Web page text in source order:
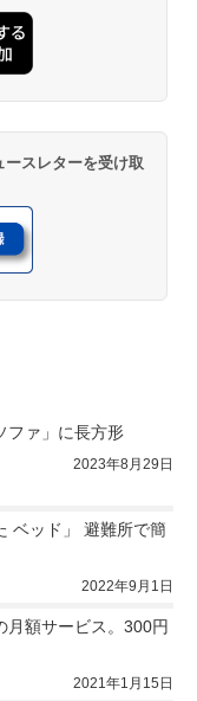
スレターを受け取
ファ」に長方形
2023年8月29日
ベッド」 避難所で簡
2022年9月1日
月額サービス。300円
2021年1月15日